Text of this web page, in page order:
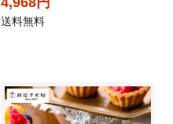
送料無料